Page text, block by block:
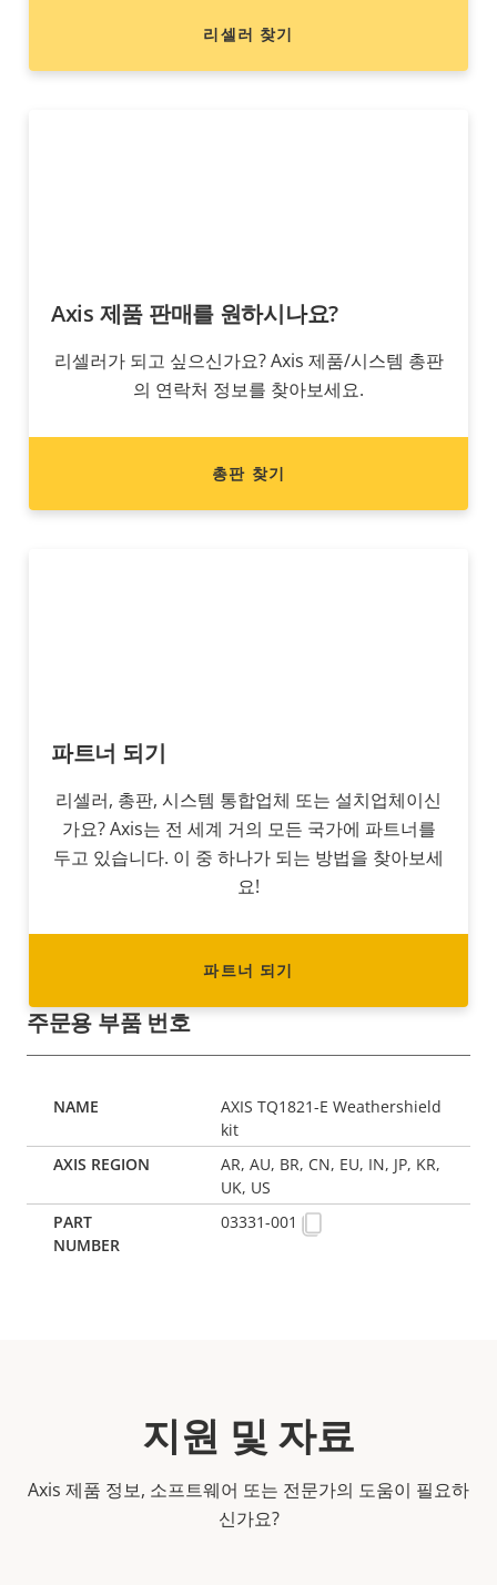
리셀러 찾기
Axis 제품 판매를 원하시나요?
리셀러가 되고 싶으신가요? Axis 제품/시스템 총판
의 연락처 정보를 찾아보세요.
총판 찾기
파트너 되기
리셀러, 총판, 시스템 통합업체 또는 설치업체이신
가요? Axis는 전 세계 거의 모든 국가에 파트너를
두고 있습니다. 이 중 하나가 되는 방법을 찾아보세
요!
파트너 되기
주문용 부품 번호
AXIS TQ1821-E Weathershield
kit
AR, AU, BR, CN, EU, IN, JP, KR,
UK, US
03331-001
지원 및 자료
Axis 제품 정보, 소프트웨어 또는 전문가의 도움이 필요하
신가요?